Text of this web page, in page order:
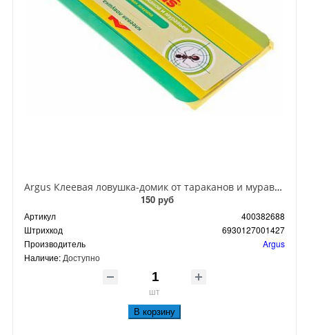
Argus Клеевая ловушка-домик от тараканов и муравьев
150 руб
Артикул
400382688
Штрихкод
6930127001427
Производитель
Argus
Наличие: Доступно
шт
В корзину